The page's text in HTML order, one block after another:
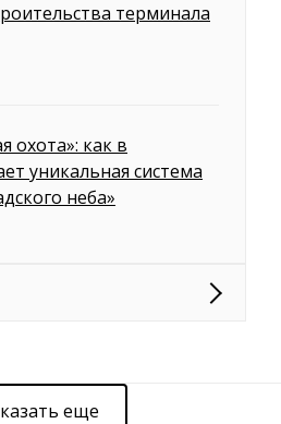
терминала
охота»: как в
уникальная система
неба»
еще